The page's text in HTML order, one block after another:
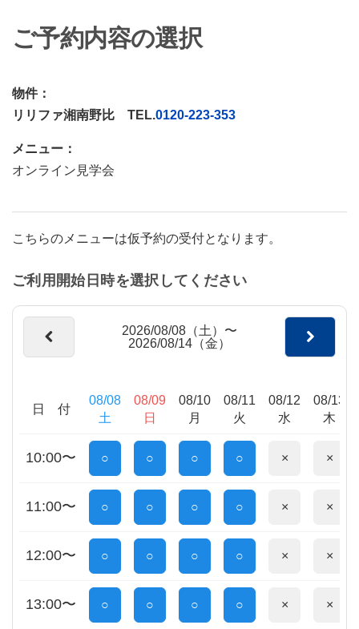
ご予約内容の選択
物件：
リリファ湘南野比 TEL.0120-223-353
メニュー：
オンライン見学会
こちらのメニューは仮予約の受付となります。
ご利用開始日時を選択してください
2026/08/08（土）〜
2026/08/14（金）
日 付
08/08
土
08/09
日
08/10
月
08/11
火
08/12
水
08/13
木
10:00〜 ○ ○ ○ ○ × ×
11:00〜 ○ ○ ○ ○ × ×
12:00〜 ○ ○ ○ ○ × ×
13:00〜 ○ ○ ○ ○ × ×